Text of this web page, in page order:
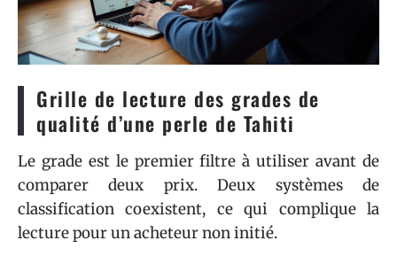
Grille de lecture des grades de
qualité d’une perle de Tahiti
Le grade est le premier filtre à utiliser avant de
comparer deux prix. Deux systèmes de
classification coexistent, ce qui complique la
lecture pour un acheteur non initié.